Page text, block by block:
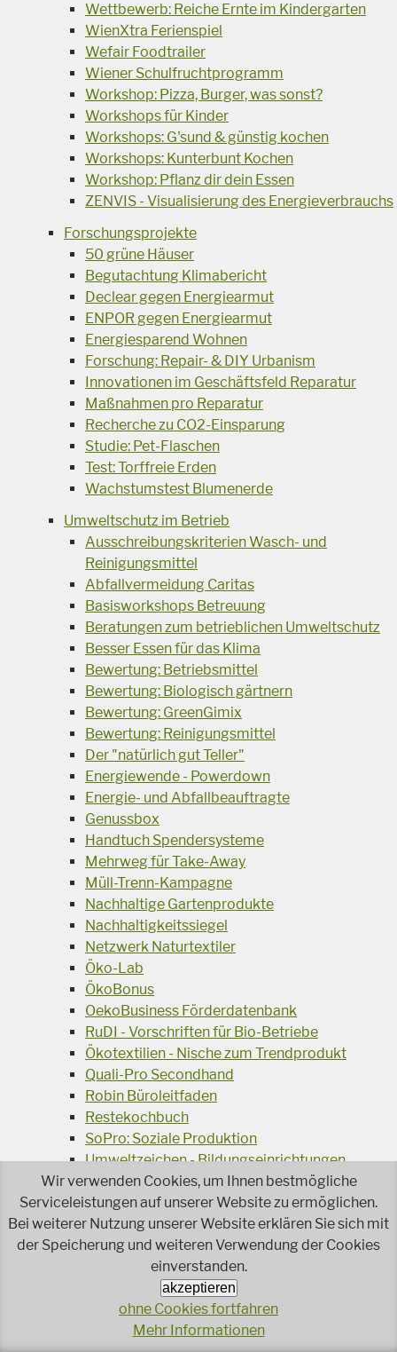
Wettbewerb: Reiche Ernte im Kindergarten
WienXtra Ferienspiel
Wefair Foodtrailer
Wiener Schulfruchtprogramm
Workshop: Pizza, Burger, was sonst?
Workshops für Kinder
Workshops: G'sund & günstig kochen
Workshops: Kunterbunt Kochen
Workshop: Pflanz dir dein Essen
ZENVIS - Visualisierung des Energieverbrauchs
Forschungsprojekte
50 grüne Häuser
Begutachtung Klimabericht
Declear gegen Energiearmut
ENPOR gegen Energiearmut
Energiesparend Wohnen
Forschung: Repair- & DIY Urbanism
Innovationen im Geschäftsfeld Reparatur
Maßnahmen pro Reparatur
Recherche zu CO2-Einsparung
Studie: Pet-Flaschen
Test: Torffreie Erden
Wachstumstest Blumenerde
Umweltschutz im Betrieb
Ausschreibungskriterien Wasch- und
Reinigungsmittel
Abfallvermeidung Caritas
Basisworkshops Betreuung
Beratungen zum betrieblichen Umweltschutz
Besser Essen für das Klima
Bewertung: Betriebsmittel
Bewertung: Biologisch gärtnern
Bewertung: GreenGimix
Bewertung: Reinigungsmittel
Der "natürlich gut Teller"
Energiewende - Powerdown
Energie- und Abfallbeauftragte
Genussbox
Handtuch Spendersysteme
Mehrweg für Take-Away
Müll-Trenn-Kampagne
Nachhaltige Gartenprodukte
Nachhaltigkeitssiegel
Netzwerk Naturtextiler
Öko-Lab
ÖkoBonus
OekoBusiness Förderdatenbank
RuDI - Vorschriften für Bio-Betriebe
Ökotextilien - Nische zum Trendprodukt
Quali-Pro Secondhand
Robin Büroleitfaden
Restekochbuch
SoPro: Soziale Produktion
Umweltzeichen - Bildungseinrichtungen
Umweltzeichen: Green Meetings und Green
Events
Umweltzeichen - Schulen
Umweltzeichen - Kindergärten
Umweltzeichen - Tourismusbetriebe
Umweltzeichen - Wasch- und Reingungsmittel
Veranstaltungsreihe Ressourcen-Effizienz
Wiederverwendung von Elektroaltgeräten
Wir verwenden Cookies, um Ihnen bestmögliche
Serviceleistungen auf unserer Website zu ermöglichen.
Bei weiterer Nutzung unserer Website erklären Sie sich mit
der Speicherung und weiteren Verwendung der Cookies
einverstanden.
akzeptieren
ohne Cookies fortfahren
Mehr Informationen